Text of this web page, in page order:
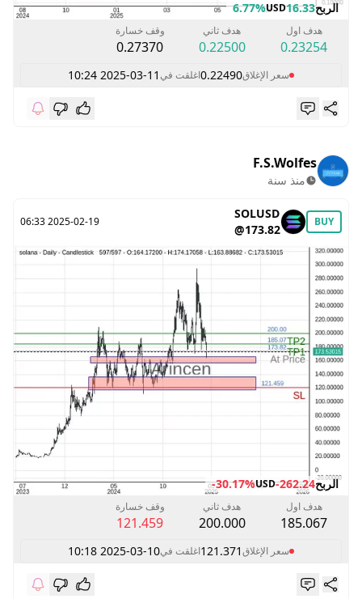
الربح16.33
USD
6.77%
هدف اول
0.23254
هدف ثاني
0.22500
وقف خسارة
0.27370
سعر الإغلاق0.22490اغلقت في 2025-03-11 10:24
F.S.Wolfes
منذ سنة
BUY
SOLUSD
@173.82
2025-02-19 06:33
الربح-262.24
USD
-30.17%
هدف اول
185.067
هدف ثاني
200.000
وقف خسارة
121.459
سعر الإغلاق121.371اغلقت في2025-03-10 10:18